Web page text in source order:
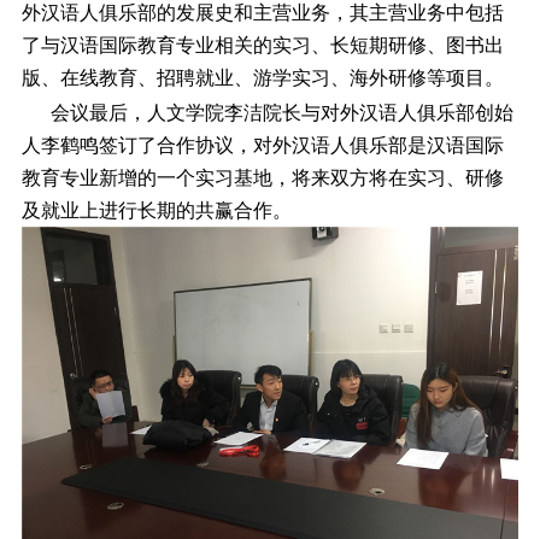
外汉语人俱乐部的发展史和主营业务，其主营业务中包括
了与汉语国际教育专业相关的实习、长短期研修、图书出
版、在线教育、招聘就业、游学实习、海外研修等项目。
会议最后，人文学院李洁院长与对外汉语人俱乐部创始
人李鹤鸣签订了合作协议，对外汉语人俱乐部是汉语国际
教育专业新增的一个实习基地，将来双方将在实习、研修
及就业上进行长期的共赢合作。